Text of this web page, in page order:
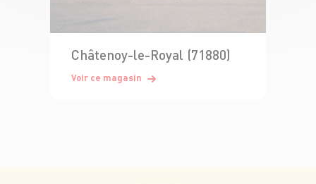
Châtenoy-le-Royal (71880)
Voir ce magasin